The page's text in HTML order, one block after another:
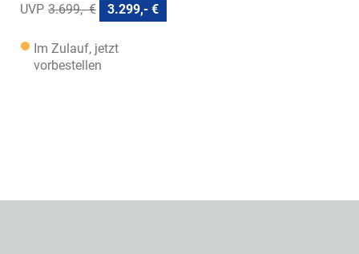
3.699,- € 3.299,- €
Im Zulauf, jetzt
vorbestellen